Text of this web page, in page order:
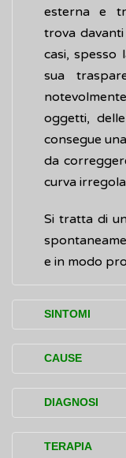
esterna e
trova davanti
casi, spesso
sua
oggetti,
consegue
da
curva
Si tratta di
e in modo
SINTOMI
Di solito, lo
nel corso
(sintomi)
In caso d’
CAUSE
Le cause
del tessuto
del tutto
DIAGNOSI
Per
TERAPIA